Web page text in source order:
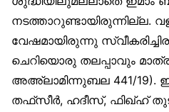
നടത്താറുണ്ടായിരുന്നില്ല.
വേഷമായിരുന്നു
ചെറിയൊരു തലപ്പാവും
അഅ്‌ലാമിന്നുബല 441/19).
തഫ്‌സീര്‍, ഹദീസ്, ഫിഖ്ഹ്